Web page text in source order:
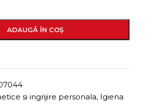
ADAUGĂ ÎN COȘ
si ingrijire personala, Igiena